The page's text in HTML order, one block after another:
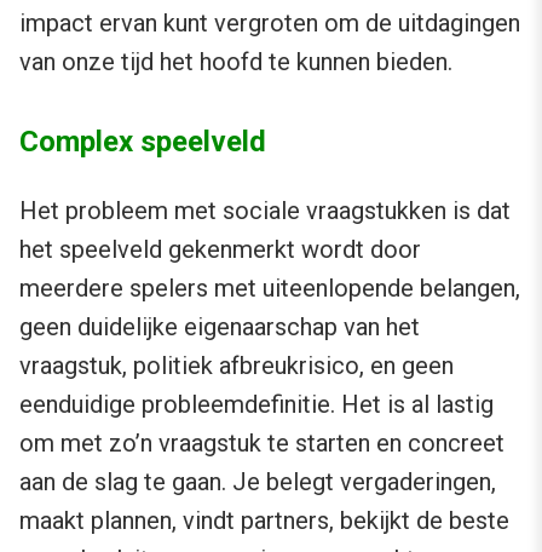
impact ervan kunt vergroten om de uitdagingen
van onze tijd het hoofd te kunnen bieden.
Complex speelveld
Het probleem met sociale vraagstukken is dat
het speelveld gekenmerkt wordt door
meerdere spelers met uiteenlopende belangen,
geen duidelijke eigenaarschap van het
vraagstuk, politiek afbreukrisico, en geen
eenduidige probleemdefinitie. Het is al lastig
om met zo’n vraagstuk te starten en concreet
aan de slag te gaan. Je belegt vergaderingen,
maakt plannen, vindt partners, bekijkt de beste